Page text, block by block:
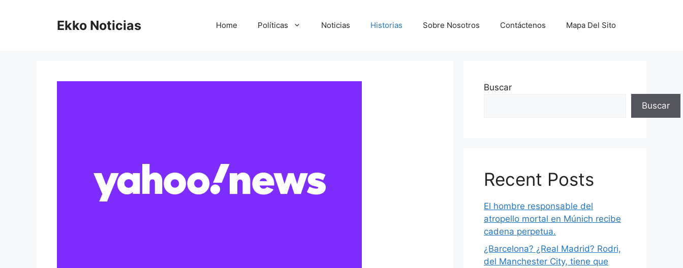
Ekko Noticias Home Políticas Noticias Historias Sobre Nosotros Contáctenos Mapa Del Sito
Buscar
Buscar
Recent Posts
El hombre responsable del
atropello mortal en Múnich recibe
cadena perpetua.
¿Barcelona? ¿Real Madrid? Rodri,
del Manchester City, tiene que